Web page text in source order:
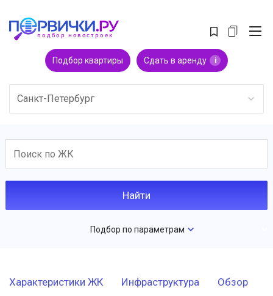
Подбор квартиры Сдать в аренду i
Санкт-Петербург
Подбор по параметрам
Характеристики ЖК Инфраструктура Обзор